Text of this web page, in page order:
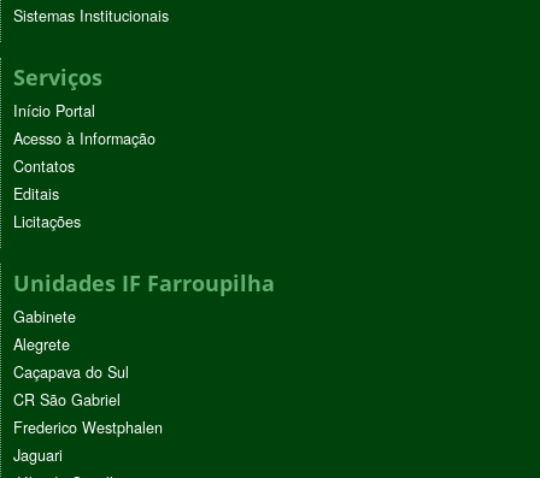
Sistemas Institucionais
Serviços
Início Portal
Acesso à Informação
Contatos
Editais
Licitações
Unidades IF Farroupilha
Gabinete
Alegrete
Caçapava do Sul
CR São Gabriel
Frederico Westphalen
Jaguari